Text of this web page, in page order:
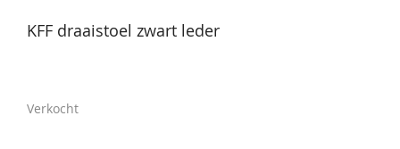
KFF draaistoel zwart leder
Verkocht